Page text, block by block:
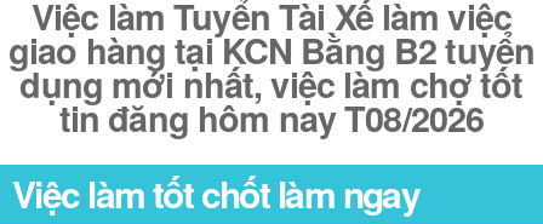
Việc làm Tuyển Tài Xế làm việc
giao hàng tại KCN Bằng B2 tuyển
dụng mới nhất, việc làm chợ tốt
tin đăng hôm nay T08/2026
Việc làm tốt chốt làm ngay